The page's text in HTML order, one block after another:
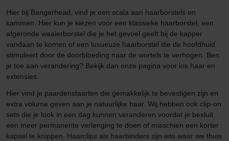
Hier bij Bangerhead, vind je een scala aan haarborstels en
kammen. Hier kun je kiezen voor een klassieke haarborstel, een
afgeronde waaierborstel die je het gevoel geeft bij de kapper
vandaan te komen of een luxueuze haarborstel die de hoofdhuid
stimuleert door de doorbloeding naar de wortels te verhogen. Ben
je toe aan verandering? Bekijk dan onze pagina voor los haar en
extensies.
Hier vind je paardenstaarten die gemakkelijk te bevestigen zijn en
extra volume geven aan je natuurlijke haar. Wij hebben ook clip-on
sets die je look in een dag kunnen veranderen voordat je besluit
een meer permanente verlenging te doen of misschien een korter
kapsel te knippen. Haarclips als haarbinders zijn iets waar we thuis